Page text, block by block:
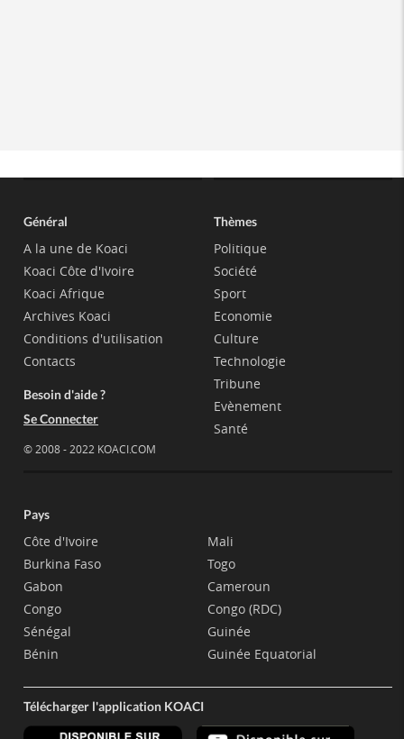
Général
A la une de Koaci
Koaci Côte d'Ivoire
Koaci Afrique
Archives Koaci
Conditions d'utilisation
Contacts
Besoin d'aide ?
Se Connecter
© 2008 - 2022 KOACI.COM
Thèmes
Politique
Société
Sport
Economie
Culture
Technologie
Tribune
Evènement
Santé
Pays
Côte d'Ivoire
Burkina Faso
Gabon
Congo
Sénégal
Bénin
Mali
Togo
Cameroun
Congo (RDC)
Guinée
Guinée Equatorial
Télécharger l'application KOACI